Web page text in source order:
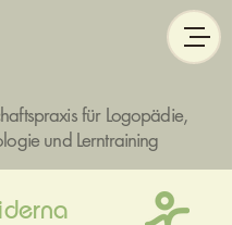
für Logopädie,
und Lerntraining